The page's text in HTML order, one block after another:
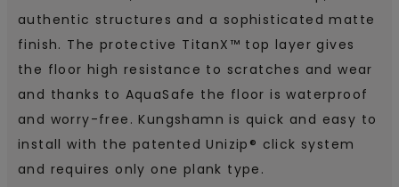
authentic structures and a sophisticated matte
finish. The protective TitanX™ top layer gives
the floor high resistance to scratches and wear
and thanks to AquaSafe the floor is waterproof
and worry-free. Kungshamn is quick and easy to
install with the patented Unizip® click system
and requires only one plank type.